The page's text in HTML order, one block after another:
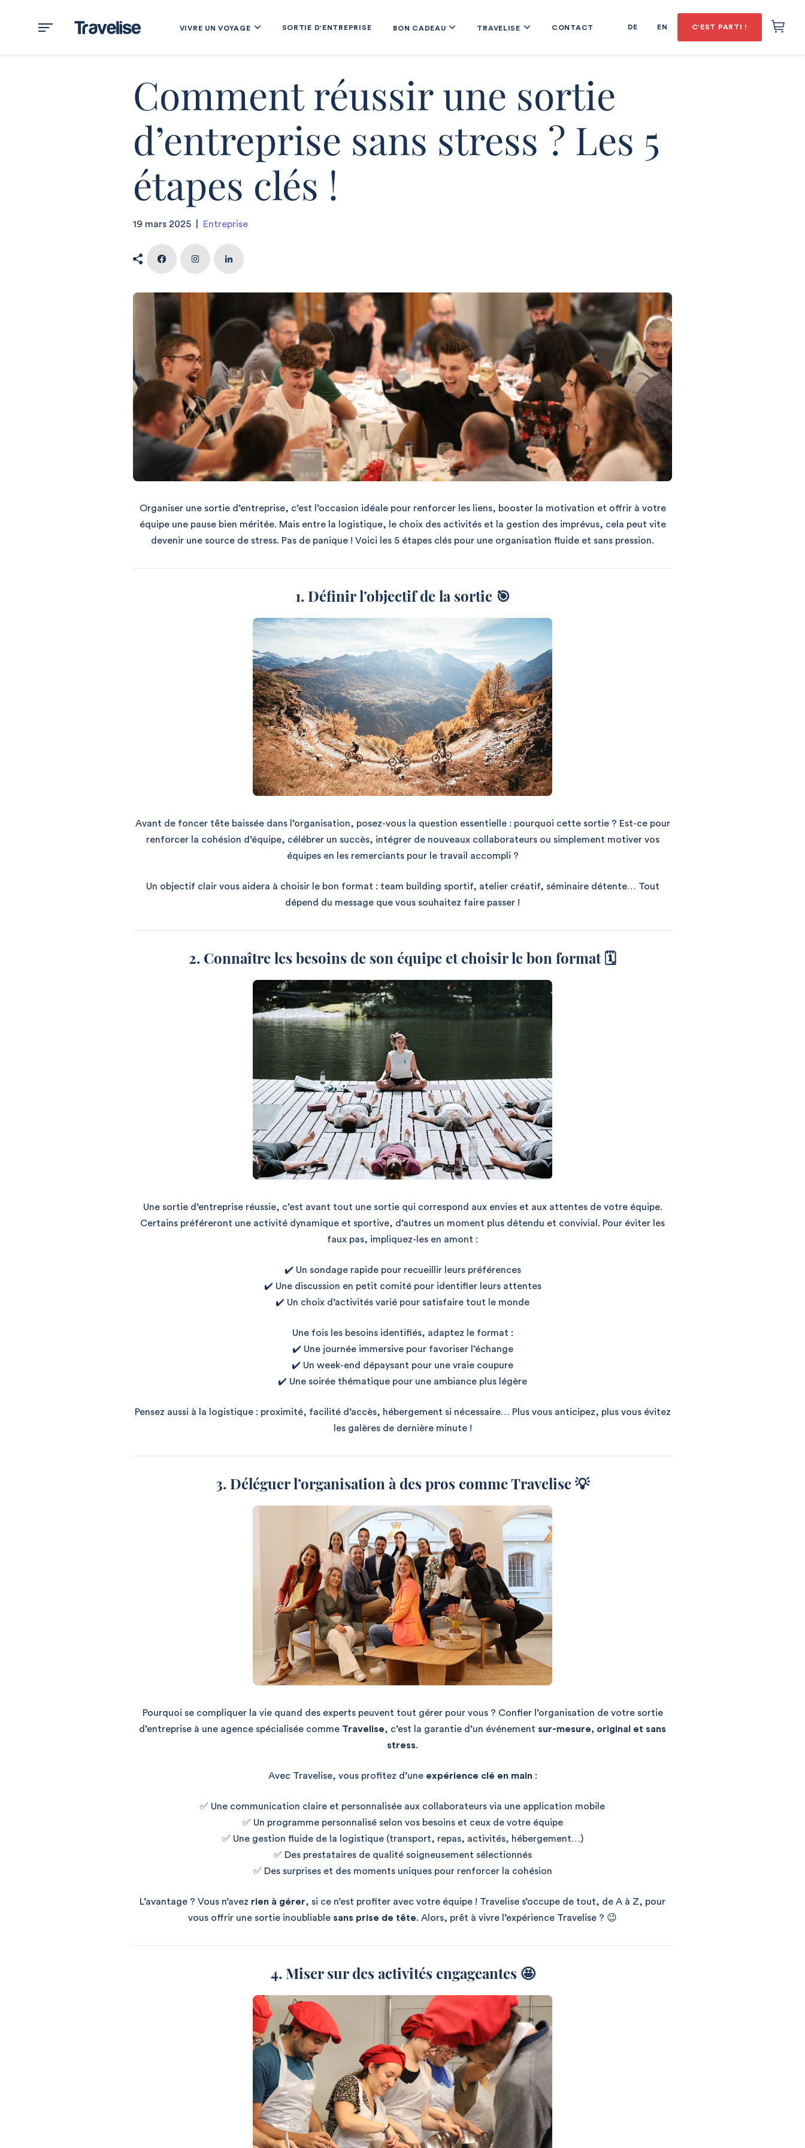
VIVRE UN VOYAGE SORTIE D'ENTREPRISE BON CADEAU TRAVELISE CONTACT DE EN C'EST PARTI !
Comment réussir une sortie
d’entreprise sans stress ? Les 5
étapes clés !
19 mars 2025 Entreprise
Organiser une sortie d’entreprise, c’est l’occasion idéale pour renforcer les liens, booster la motivation et offrir à votre
équipe une pause bien méritée. Mais entre la logistique, le choix des activités et la gestion des imprévus, cela peut vite
devenir une source de stress. Pas de panique ! Voici les 5 étapes clés pour une organisation fluide et sans pression.
1. Définir l’objectif de la sortie 🎯
Avant de foncer tête baissée dans l’organisation, posez-vous la question essentielle : pourquoi cette sortie ? Est-ce pour
renforcer la cohésion d’équipe, célébrer un succès, intégrer de nouveaux collaborateurs ou simplement motiver vos
équipes en les remerciants pour le travail accompli ?
Un objectif clair vous aidera à choisir le bon format : team building sportif, atelier créatif, séminaire détente… Tout
dépend du message que vous souhaitez faire passer !
2. Connaître les besoins de son équipe et choisir le bon format 🗓️
Une sortie d’entreprise réussie, c’est avant tout une sortie qui correspond aux envies et aux attentes de votre équipe.
Certains préféreront une activité dynamique et sportive, d’autres un moment plus détendu et convivial. Pour éviter les
faux pas, impliquez-les en amont :
✔️ Un sondage rapide pour recueillir leurs préférences
✔️ Une discussion en petit comité pour identifier leurs attentes
✔️ Un choix d’activités varié pour satisfaire tout le monde
Une fois les besoins identifiés, adaptez le format :
✔️ Une journée immersive pour favoriser l’échange
✔️ Un week-end dépaysant pour une vraie coupure
✔️ Une soirée thématique pour une ambiance plus légère
Pensez aussi à la logistique : proximité, facilité d’accès, hébergement si nécessaire… Plus vous anticipez, plus vous évitez
les galères de dernière minute !
3. Déléguer l’organisation à des pros comme Travelise 💡
Pourquoi se compliquer la vie quand des experts peuvent tout gérer pour vous ? Confier l’organisation de votre sortie
d’entreprise à une agence spécialisée comme Travelise, c’est la garantie d’un événement sur-mesure, original et sans
stress.
Avec Travelise, vous profitez d’une expérience clé en main:
✅ Une communication claire et personnalisée aux collaborateurs via une application mobile
✅ Un programme personnalisé selon vos besoins et ceux de votre équipe
✅ Une gestion fluide de la logistique (transport, repas, activités, hébergement…)
✅ Des prestataires de qualité soigneusement sélectionnés
✅ Des surprises et des moments uniques pour renforcer la cohésion
L’avantage ? Vous n’avez rien à gérer, si ce n’est profiter avec votre équipe ! Travelise s’occupe de tout, de A à Z, pour
vous offrir une sortie inoubliable sans prise de tête. Alors, prêt à vivre l’expérience Travelise ? 😉
4. Miser sur des activités engageantes 🤩